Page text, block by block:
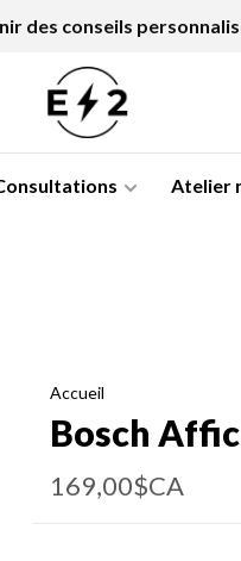
des conseils
Atelier
Accueil
Bosch
169,00$CA